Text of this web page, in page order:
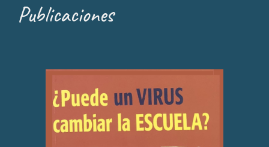
Publicaciones